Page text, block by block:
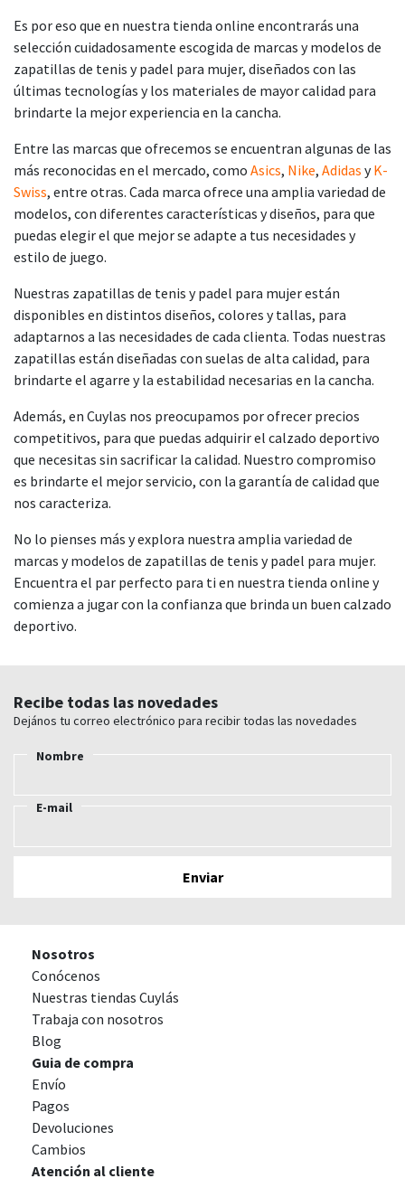
Es por eso que en nuestra tienda online encontrarás una
selección cuidadosamente escogida de marcas y modelos de
zapatillas de tenis y padel para mujer, diseñados con las
últimas tecnologías y los materiales de mayor calidad para
brindarte la mejor experiencia en la cancha.
Entre las marcas que ofrecemos se encuentran algunas de las
más reconocidas en el mercado, como Asics, Nike, Adidas yK-
Swiss, entre otras. Cada marca ofrece una amplia variedad de
modelos, con diferentes características y diseños, para que
puedas elegir el que mejor se adapte a tus necesidades y
estilo de juego.
Nuestras zapatillas de tenis y padel para mujer están
disponibles en distintos diseños, colores y tallas, para
adaptarnos a las necesidades de cada clienta. Todas nuestras
zapatillas están diseñadas con suelas de alta calidad, para
brindarte el agarre y la estabilidad necesarias en la cancha.
Además, en Cuylas nos preocupamos por ofrecer precios
competitivos, para que puedas adquirir el calzado deportivo
que necesitas sin sacrificar la calidad. Nuestro compromiso
es brindarte el mejor servicio, con la garantía de calidad que
nos caracteriza.
No lo pienses más y explora nuestra amplia variedad de
marcas y modelos de zapatillas de tenis y padel para mujer.
Encuentra el par perfecto para ti en nuestra tienda online y
comienza a jugar con la confianza que brinda un buen calzado
deportivo.
Recibe todas las novedades
Dejános tu correo electrónico para recibir todas las novedades
Nombre
E-mail
Nosotros
Conócenos
Nuestras tiendas Cuylás
Trabaja con nosotros
Blog
Guia de compra
Envío
Pagos
Devoluciones
Cambios
Atención al cliente